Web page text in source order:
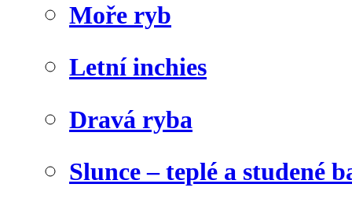
Moře ryb
Letní inchies
Dravá ryba
Slunce – teplé a studené